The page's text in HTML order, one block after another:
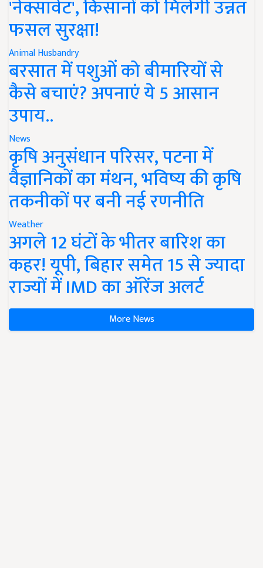
'नेक्सावेट', किसानों को मिलेगी उन्नत
फसल सुरक्षा!
Animal Husbandry
बरसात में पशुओं को बीमारियों से
कैसे बचाएं? अपनाएं ये 5 आसान
उपाय..
News
कृषि अनुसंधान परिसर, पटना में
वैज्ञानिकों का मंथन, भविष्य की कृषि
तकनीकों पर बनी नई रणनीति
Weather
अगले 12 घंटों के भीतर बारिश का
कहर! यूपी, बिहार समेत 15 से ज्यादा
राज्यों में IMD का ऑरेंज अलर्ट
More News